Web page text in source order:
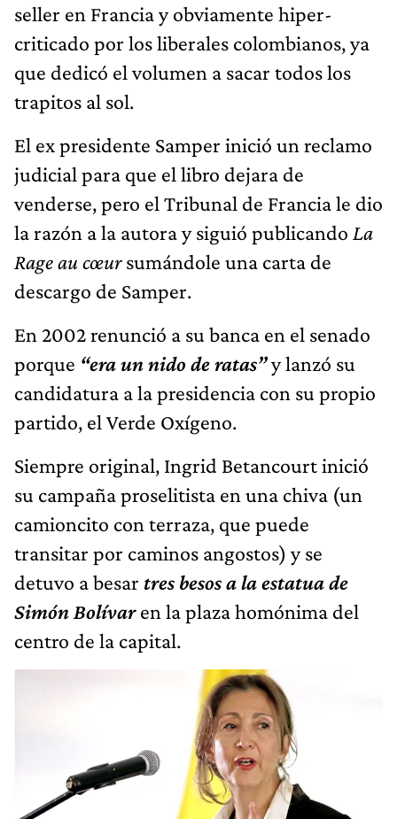
seller en Francia y obviamente hiper-
criticado por los liberales colombianos, ya
que dedicó el volumen a sacar todos los
trapitos al sol.
El ex presidente Samper inició un reclamo
judicial para que el libro dejara de
venderse, pero el Tribunal de Francia le dio
la razón a la autora y siguió publicando La
Rage au cœursumándole una carta de
descargo de Samper.
En 2002 renunció a su banca en el senado
porque “era un nido de ratas”y lanzó su
candidatura a la presidencia con su propio
partido, el Verde Oxígeno.
Siempre original, Ingrid Betancourt inició
su campaña proselitista en una chiva (un
camioncito con terraza, que puede
transitar por caminos angostos) y se
detuvo a besar tres besos a la estatua de
Simón Bolívaren la plaza homónima del
centro de la capital.